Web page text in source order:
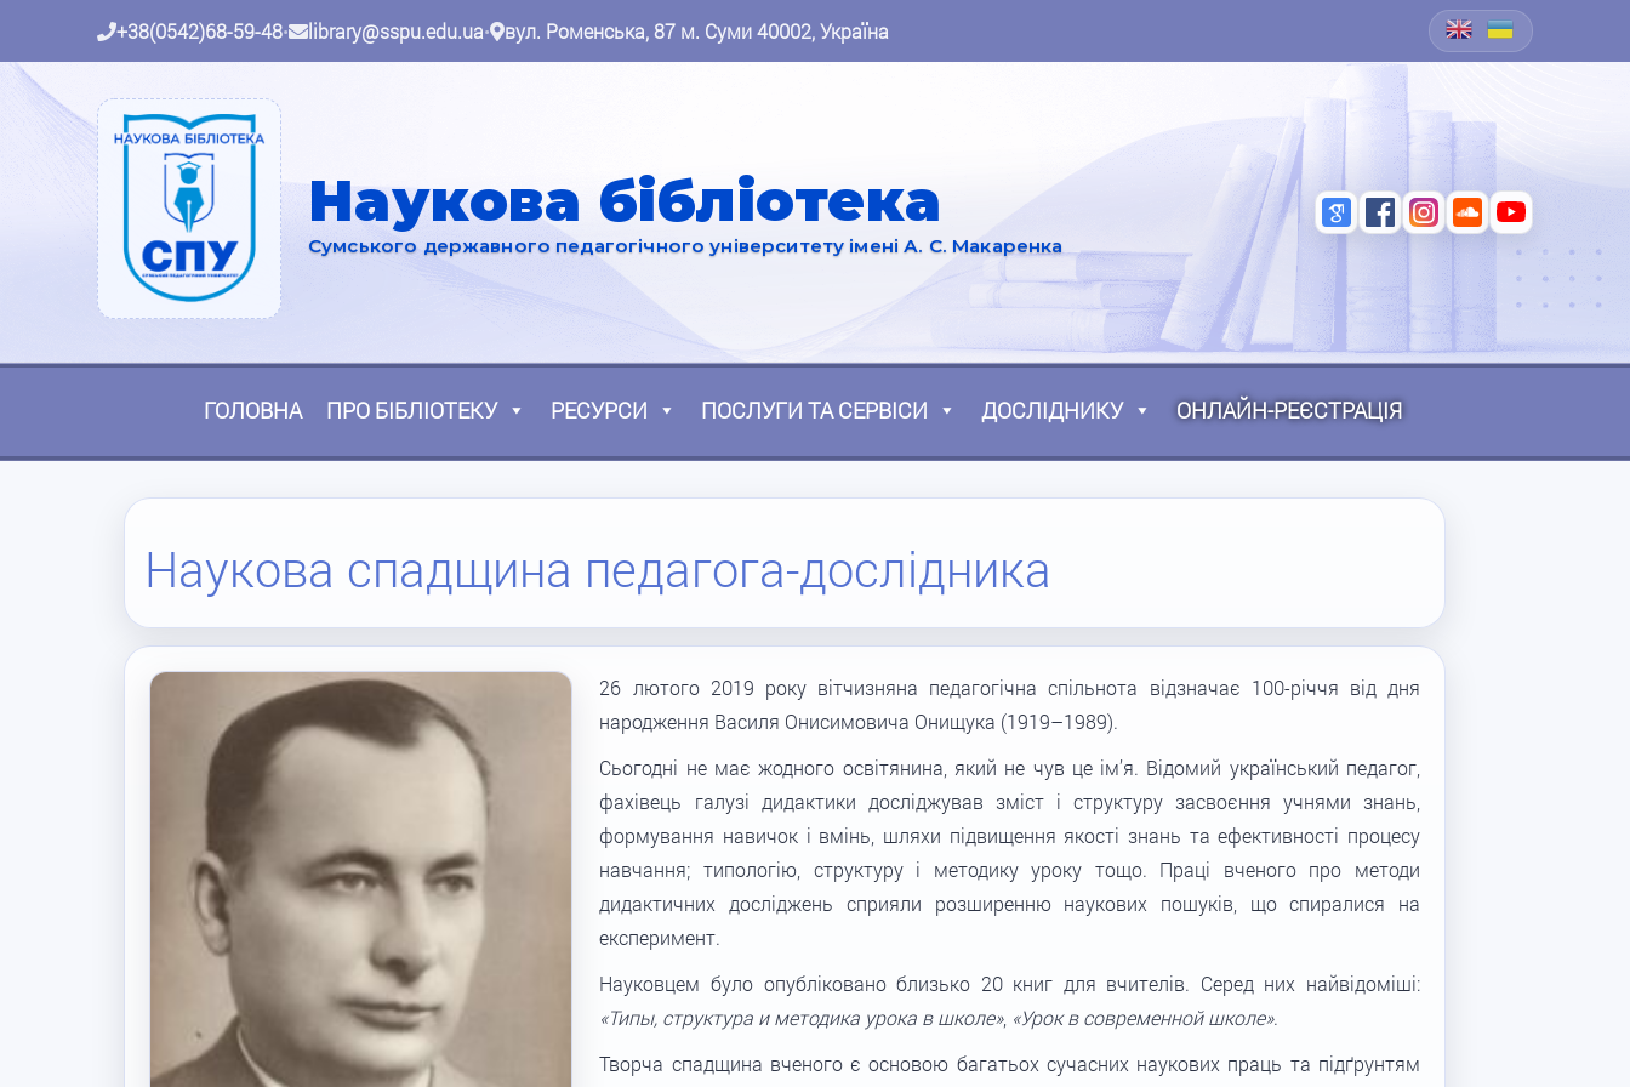
+38(0542)68-59-48• library@sspu.edu.ua• вул. Роменська, 87 м. Суми 40002, Україна
Наукова бібліотека
Сумського державного педагогічного університету імені А. С. Макаренка
ГОЛОВНА ПРО БІБЛІОТЕКУ РЕСУРСИ ПОСЛУГИ ТА СЕРВІСИ ДОСЛІДНИКУ ОНЛАЙН-РЕЄСТРАЦІЯ
Наукова спадщина педагога-дослідника
26 лютого 2019 року вітчизняна педагогічна спільнота відзначає 100-річчя від дня
народження Василя Онисимовича Онищука (1919–1989).
Сьогодні не має жодного освітянина, який не чув це ім’я. Відомий український педагог,
фахівець галузі дидактики досліджував зміст i структуру засвоєння учнями знань,
формування навичок i вмінь, шляхи підвищення якості знань та ефективності процесу
навчання; типологію, структуру і методику уроку тощо. Пpaці вченого про методи
дидактичних досліджень сприяли розширенню наукових пошуків, що спиралися на
експеримент.
Науковцем було опубліковано близько 20 книг для вчителів. Серед них найвідоміші:
«Типы, структура и методика урока в школе», «Урок в современной школе».
Творча спадщина вченого є основою багатьох сучасних наукових праць та підґрунтям